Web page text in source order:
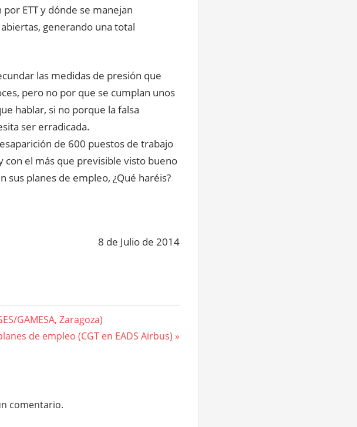
ETT y dónde se manejan
generando una total
las medidas de presión que
pero no por que se cumplan unos
hablar, si no porque la falsa
ser erradicada.
de 600 puestos de trabajo
el más que previsible visto bueno
planes de empleo, ¿Qué haréis?
8 de Julio de 2014
GAMESA, Zaragoza)
de empleo (CGT en EADS Airbus)
comentario.